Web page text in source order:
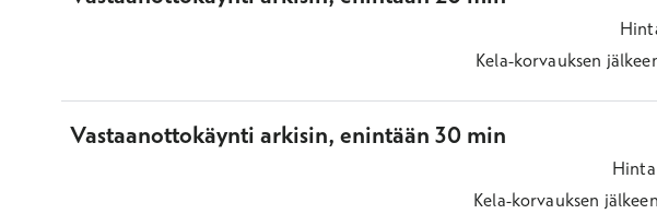
Kela-korvauksen
Vastaanottokäynti arkisin, enintään 30 min
Hinta
Kela-korvauksen jälkeen